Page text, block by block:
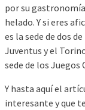
por su
helado. Y si eres
es la sede de dos
Juventus y el
sede de los Juegos
Y hasta aquí el
interesante y que